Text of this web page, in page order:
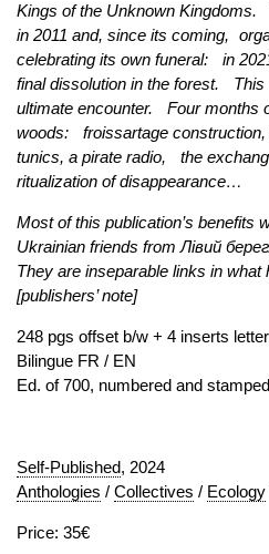
Kings of the Unknown
in 2011 and, since its coming,
celebrating its own funeral: in
final dissolution in the forest.
ultimate encounter. Four months
woods: froissartage construction,
tunics, a pirate radio, the
ritualization of disappearance…
Most of this publication’s benefits
Ukrainian friends from Лівий
They are inseparable links in what
[publishers’ note]
248 pgs offset b/w + 4 inserts
Bilingue FR / EN
Ed. of 700, numbered and
Self-Published, 2024
Anthologies / Collectives / Ecology
Price: 35€